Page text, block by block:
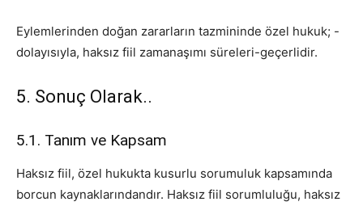
Eylemlerinden doğan zararların tazmininde özel hukuk; -
dolayısıyla, haksız fiil zamanaşımı süreleri-geçerlidir.
5. Sonuç Olarak..
5.1. Tanım ve Kapsam
Haksız fiil, özel hukukta kusurlu sorumuluk kapsamında
borcun kaynaklarındandır. Haksız fiil sorumluluğu, haksız